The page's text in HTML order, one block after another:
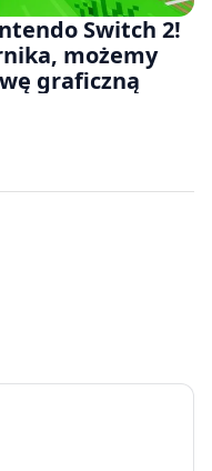
Switch 2!
możemy
graficzną